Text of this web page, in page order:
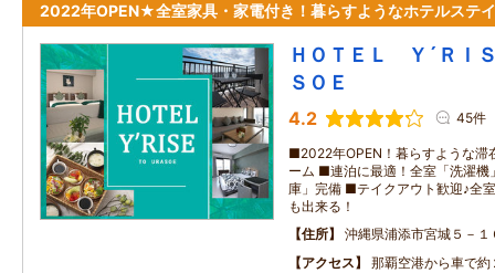
2022年OPEN★全室家具・家電付き！暮らすようなホテルステイ
ＨＯＴＥＬ Ｙ´Ｒ
ＳＯＥ
4.2 45件
■2022年OPEN！暮らすような滞
ーム ■連泊に最適！全室「洗濯機
庫」完備 ■テイクアウト歓迎♪全
も出来る！
住所
沖縄県浦添市宮城５－１
アクセス
那覇空港から車で